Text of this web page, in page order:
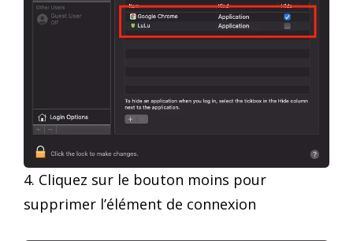
4. Cliquez sur le bouton moins pour
supprimer l’élément de connexion